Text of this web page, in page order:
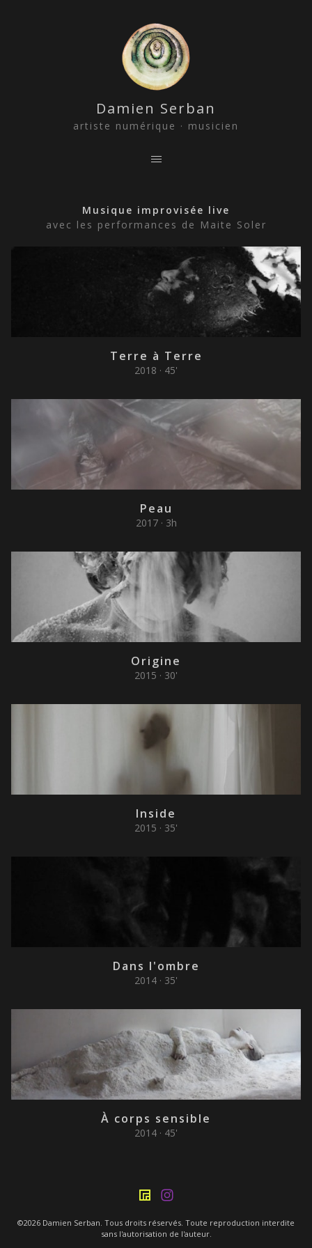
Damien Serban
artiste numérique · musicien
Terre à Terre
2018 · 45'
Peau
2017 · 3h
Origine
2015 · 30'
Inside
2015 · 35'
Dans l'ombre
2014 · 35'
À corps sensible
2014 · 45'
Musique improvisée live
avec les performances de Maite Soler
©2026 Damien Serban. Tous droits réservés. Toute reproduction interdite
sans l'autorisation de l'auteur.